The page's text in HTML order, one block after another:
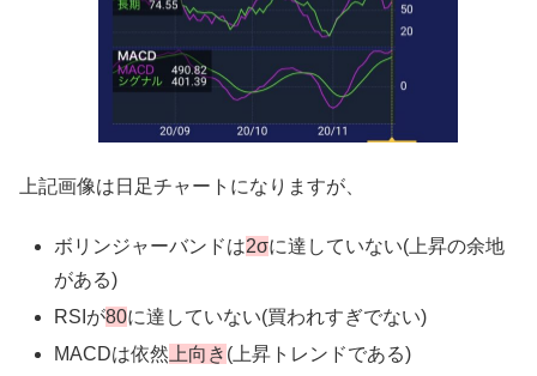
上記画像は日足チャートになりますが、
ボリンジャーバンドは2σに達していない(上昇の余地
がある)
RSIが80に達していない(買われすぎでない)
MACDは依然上向き (上昇トレンドである)